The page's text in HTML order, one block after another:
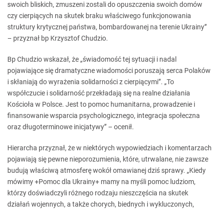
swoich bliskich, zmuszeni zostali do opuszczenia swoich domów
czy cierpiących na skutek braku właściwego funkcjonowania
struktury krytycznej państwa, bombardowanej na terenie Ukrainy”
– przyznał bp Krzysztof Chudzio.
Bp Chudzio wskazał, że „świadomość tej sytuacji i nadal
pojawiające się dramatyczne wiadomości poruszają serca Polaków
i skłaniają do wyrażenia solidarności z cierpiącymi”. „To
współczucie i solidarność przekładają się na realne działania
Kościoła w Polsce. Jest to pomoc humanitarna, prowadzenie i
finansowanie wsparcia psychologicznego, integracja społeczna
oraz długoterminowe inicjatywy” – ocenił.
Hierarcha przyznał, że w niektórych wypowiedziach i komentarzach
pojawiają się pewne nieporozumienia, które, utrwalane, nie zawsze
budują właściwą atmosferę wokół omawianej dziś sprawy. „Kiedy
mówimy +Pomoc dla Ukrainy+ mamy na myśli pomoc ludziom,
którzy doświadczyli różnego rodzaju nieszczęścia na skutek
działań wojennych, a także chorych, biednych i wykluczonych,